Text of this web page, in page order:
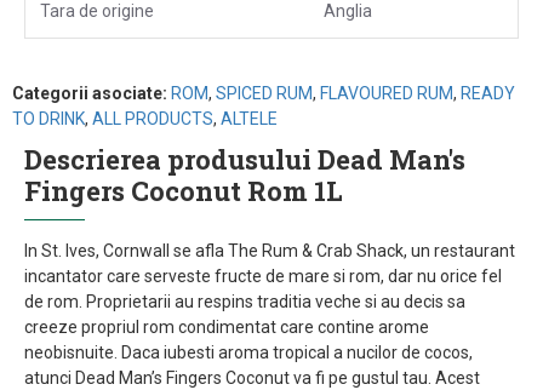
Tara de origine Anglia
Categorii asociate: ROM, SPICED RUM, FLAVOURED RUM, READY
TO DRINK, ALL PRODUCTS, ALTELE
Descrierea produsului Dead Man's
Fingers Coconut Rom 1L
In St. Ives, Cornwall se afla The Rum & Crab Shack, un restaurant
incantator care serveste fructe de mare si rom, dar nu orice fel
de rom. Proprietarii au respins traditia veche si au decis sa
creeze propriul rom condimentat care contine arome
neobisnuite. Daca iubesti aroma tropical a nucilor de cocos,
atunci Dead Man’s Fingers Coconut va fi pe gustul tau. Acest